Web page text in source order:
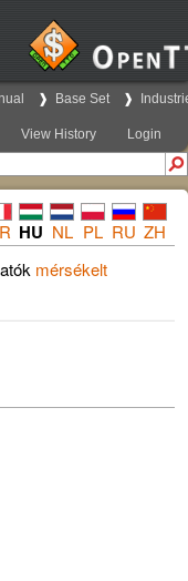
Base Set
View History Login
HU NL PL RU ZH
mérsékelt